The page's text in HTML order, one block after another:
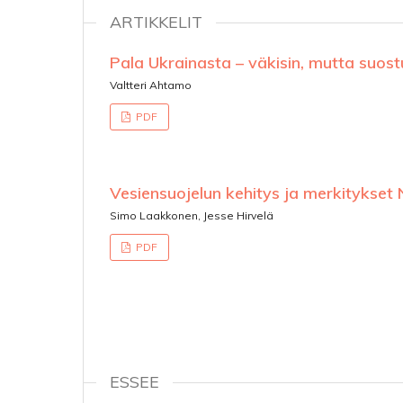
ARTIKKELIT
Pala Ukrainasta – väkisin, mutta
Valtteri Ahtamo
PDF
Vesiensuojelun kehitys ja merkitykset
Simo Laakkonen, Jesse Hirvelä
PDF
ESSEE